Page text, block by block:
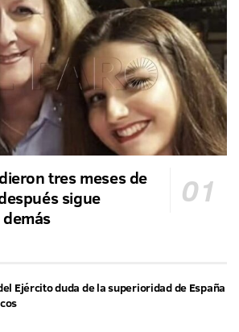
tres meses de
sigue
Ejército duda de la superioridad de España